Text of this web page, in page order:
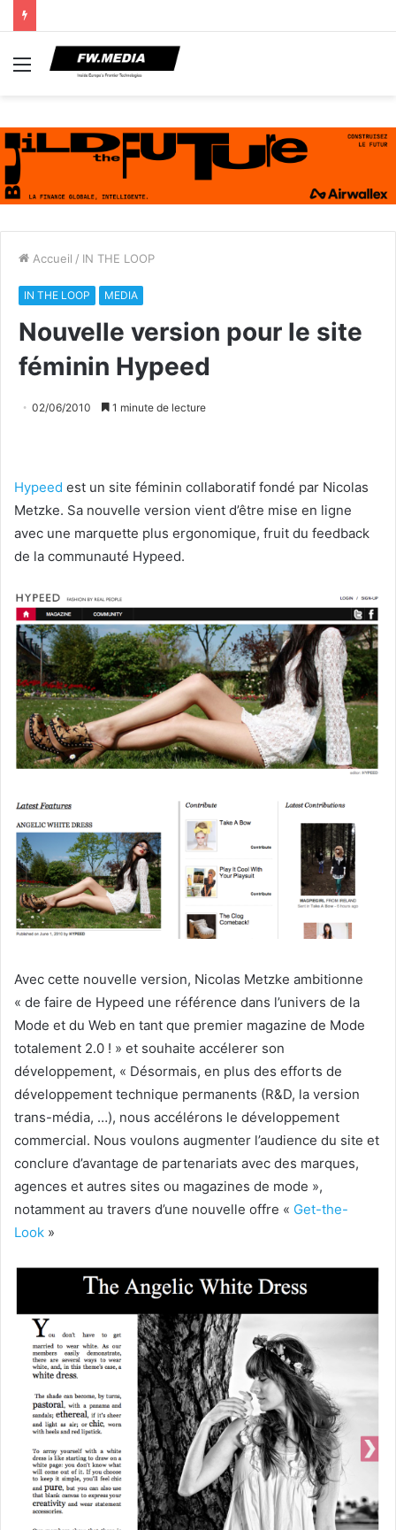
Menu
Accueil / IN THE LOOP
IN THE LOOP MEDIA
Nouvelle version pour le site
féminin Hypeed
02/06/2010 1 minute de lecture
Hypeed est un site féminin collaboratif fondé par Nicolas
Metzke. Sa nouvelle version vient d’être mise en ligne
avec une marquette plus ergonomique, fruit du feedback
de la communauté Hypeed.
Avec cette nouvelle version, Nicolas Metzke ambitionne
« de faire de Hypeed une référence dans l’univers de la
Mode et du Web en tant que premier magazine de Mode
totalement 2.0 ! » et souhaite accélerer son
développement, « Désormais, en plus des efforts de
développement technique permanents (R&D, la version
trans-média, …), nous accélérons le développement
commercial. Nous voulons augmenter l’audience du site et
conclure d’avantage de partenariats avec des marques,
agences et autres sites ou magazines de mode »,
notamment au travers d’une nouvelle offre « Get-the-
Look »